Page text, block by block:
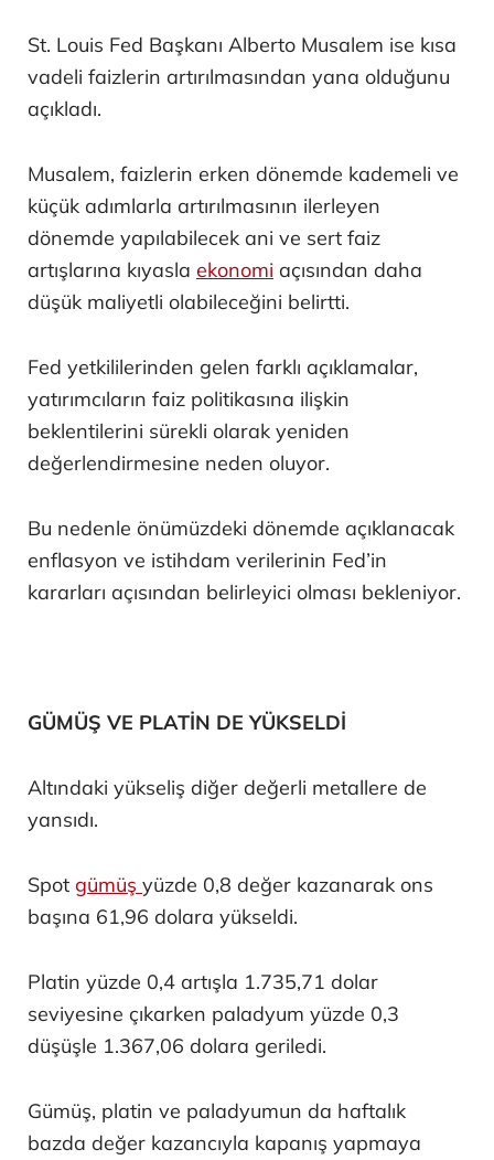
St. Louis Fed Başkanı Alberto Musalem ise kısa
vadeli faizlerin artırılmasından yana olduğunu
açıkladı.
Musalem, faizlerin erken dönemde kademeli ve
küçük adımlarla artırılmasının ilerleyen
dönemde yapılabilecek ani ve sert faiz
artışlarına kıyasla ekonomi açısından daha
düşük maliyetli olabileceğini belirtti.
Fed yetkililerinden gelen farklı açıklamalar,
yatırımcıların faiz politikasına ilişkin
beklentilerini sürekli olarak yeniden
değerlendirmesine neden oluyor.
Bu nedenle önümüzdeki dönemde açıklanacak
enflasyon ve istihdam verilerinin Fed’in
kararları açısından belirleyici olması bekleniyor.
GÜMÜŞ VE PLATİN DE YÜKSELDİ
Altındaki yükseliş diğer değerli metallere de
yansıdı.
Spot gümüş yüzde 0,8 değer kazanarak ons
başına 61,96 dolara yükseldi.
Platin yüzde 0,4 artışla 1.735,71 dolar
seviyesine çıkarken paladyum yüzde 0,3
düşüşle 1.367,06 dolara geriledi.
Gümüş, platin ve paladyumun da haftalık
bazda değer kazancıyla kapanış yapmaya